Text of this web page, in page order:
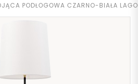
PODŁOGOWA CZARNO-BIAŁA LAGO